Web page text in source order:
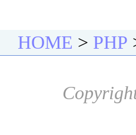
HOME > PHP